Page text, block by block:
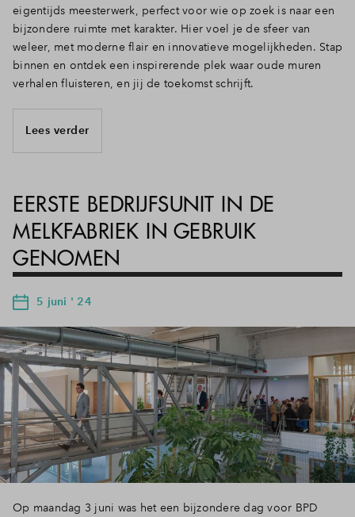
eigentijds meesterwerk, perfect voor wie op zoek is naar een
bijzondere ruimte met karakter. Hier voel je de sfeer van
weleer, met moderne flair en innovatieve mogelijkheden. Stap
binnen en ontdek een inspirerende plek waar oude muren
verhalen fluisteren, en jij de toekomst schrijft.
Lees verder
EERSTE BEDRIJFSUNIT IN DE
MELKFABRIEK IN GEBRUIK
GENOMEN
5 juni ' 24
Op maandag 3 juni was het een bijzondere dag voor BPD